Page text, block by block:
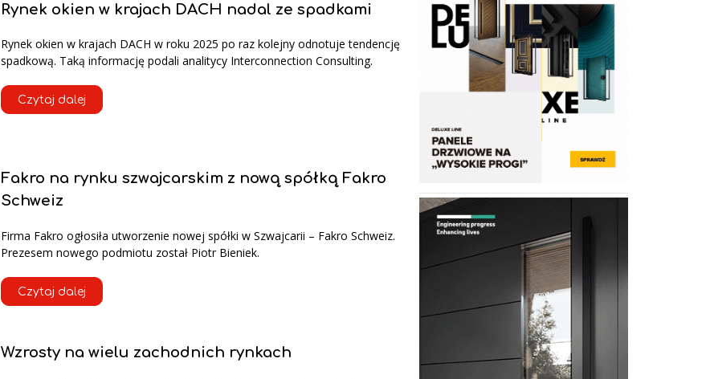
Rynek okien w krajach DACH nadal ze spadkami
Rynek okien w krajach DACH w roku 2025 po raz kolejny odnotuje tendencję
spadkową. Taką informację podali analitycy Interconnection Consulting.
Czytaj dalej
Fakro na rynku szwajcarskim z nową spółką Fakro
Schweiz
Firma Fakro ogłosiła utworzenie nowej spółki w Szwajcarii – Fakro Schweiz.
Prezesem nowego podmiotu został Piotr Bieniek.
Czytaj dalej
Wzrosty na wielu zachodnich rynkach